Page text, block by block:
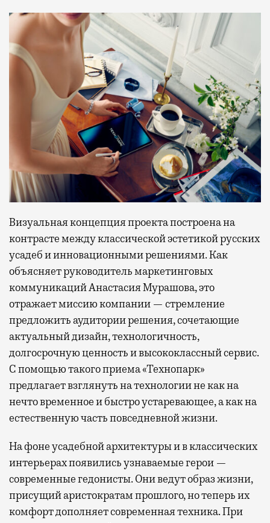
Визуальная концепция проекта построена на
контрасте между классической эстетикой русских
усадеб и инновационными решениями. Как
объясняет руководитель маркетинговых
коммуникаций Анастасия Мурашова, это
отражает миссию компании — стремление
предложить аудитории решения, сочетающие
актуальный дизайн, технологичность,
долгосрочную ценность и высококлассный сервис.
С помощью такого приема «Технопарк»
предлагает взглянуть на технологии не как на
нечто временное и быстро устаревающее, а как на
естественную часть повседневной жизни.
На фоне усадебной архитектуры и в классических
интерьерах появились узнаваемые герои —
современные гедонисты. Они ведут образ жизни,
присущий аристократам прошлого, но теперь их
комфорт дополняет современная техника. При